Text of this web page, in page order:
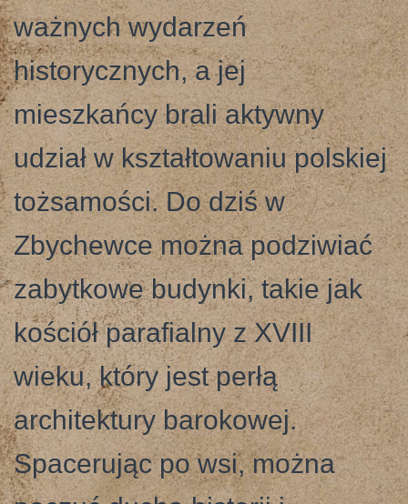
ważnych wydarzeń
historycznych, a jej
mieszkańcy brali aktywny
udział w kształtowaniu polskiej
tożsamości. Do dziś w
Zbychewce można podziwiać
zabytkowe budynki, takie jak
kościół parafialny z XVIII
wieku, który jest perłą
architektury barokowej.
Spacerując po wsi, można